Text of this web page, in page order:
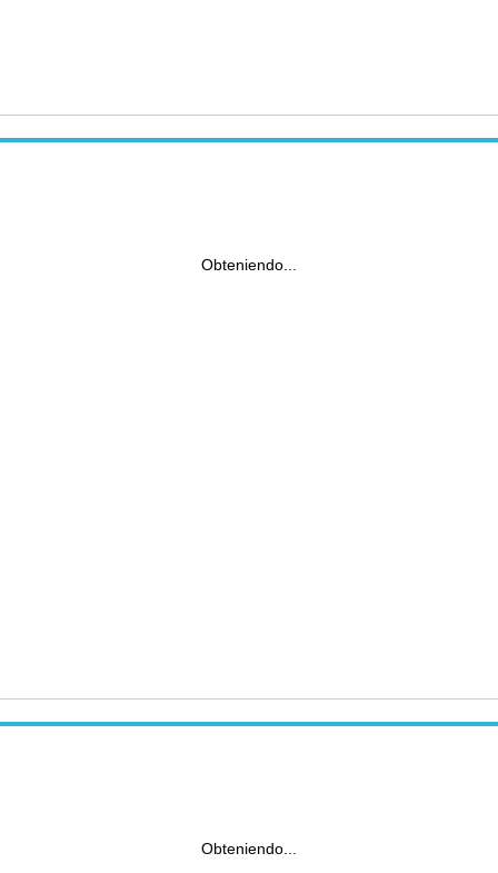
Obteniendo...
Obteniendo...